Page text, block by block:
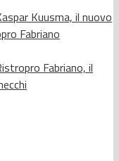
Kuusma, il nuovo
Fabriano
Fabriano, il